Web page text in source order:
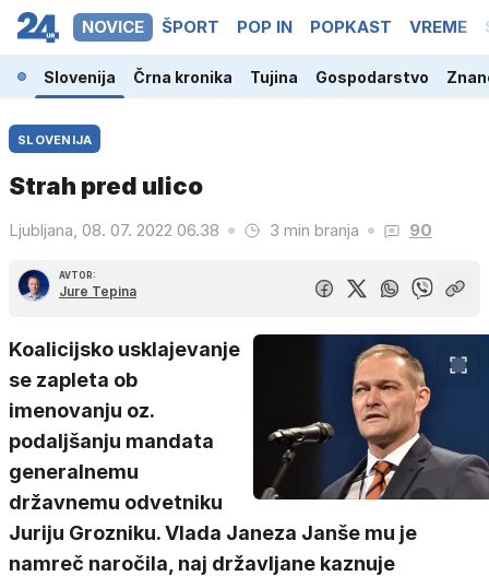
NOVICE ŠPORT POP IN POPKAST VREME
Slovenija Črna kronika Tujina Gospodarstvo
SLOVENIJA
Strah pred ulico
Ljubljana, 08. 07. 2022 06.38 3 min branja 90
AVTOR:
Jure Tepina
Koalicijsko usklajevanje
se zapleta ob
imenovanju oz.
podaljšanju mandata
generalnemu
državnemu odvetniku
Juriju Grozniku. Vlada Janeza Janše mu je
namreč naročila, naj državljane kaznuje